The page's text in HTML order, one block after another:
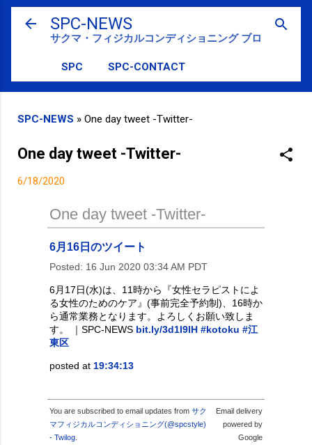
スキップしてメイン コンテンツに移動
SPC-NEWS
サクマ・フィジカルコンディショニング ブログ
SPC SPC-CONTACT
SPC-NEWS » One day tweet -Twitter-
One day tweet -Twitter-
6/18/2020
One day tweet -Twitter-
6月16日のツイート
Posted: 16 Jun 2020 03:34 AM PDT
6月17日(水)は、11時から『女性セラピストによ
る女性のためのケア』(事前完全予約制)、16時か
ら通常業務となります。よろしくお願い致しま
す。 ｜SPC-NEWS bit.ly/3d1I9lH #kotoku #江
東区
posted at 19:34:13
You are subscribed to email updates from サク
マフィジカルコンディショニング(@spcstyle)
- Twilog
Email delivery
powered by
Google